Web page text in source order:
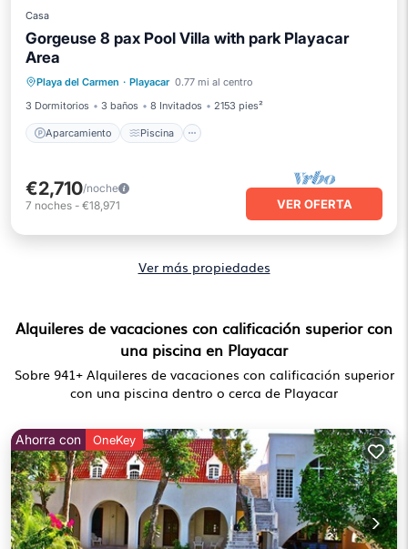
Casa
Gorgeuse 8 pax Pool Villa with park Playacar
Area
Playa del Carmen · Playacar 0.77 mi al centro
3 Dormitorios
3 baños 8 Invitados 2153 pies²
Aparcamiento Piscina
Balcón/Terraza
€2,710/noche
7 noches - €18,971 VER OFERTA
Ver más propiedades
Alquileres de vacaciones con calificación superior con
una piscina en Playacar
Sobre 941+ Alquileres de vacaciones con calificación superior
con una piscina dentro o cerca de Playacar
Ahorra con OneKey